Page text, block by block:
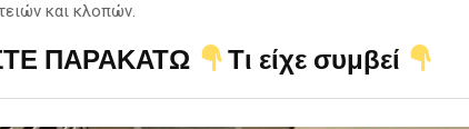
και κλοπών.
ΠΑΡΑΚΑΤΩ Τι είχε συμβεί